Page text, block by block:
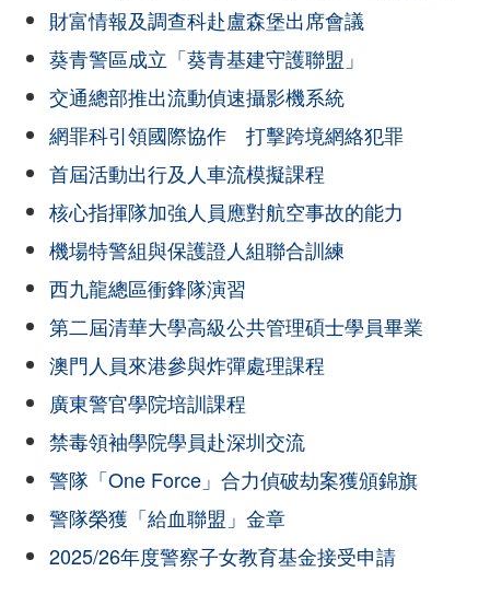
財富情報及調查科赴盧森堡出席會議
葵青警區成立「葵青基建守護聯盟」
交通總部推出流動偵速攝影機系統
網罪科引領國際協作 打擊跨境網絡犯罪
首屆活動出行及人車流模擬課程
核心指揮隊加強人員應對航空事故的能力
機場特警組與保護證人組聯合訓練
西九龍總區衝鋒隊演習
第二屆清華大學高級公共管理碩士學員畢業
澳門人員來港參與炸彈處理課程
廣東警官學院培訓課程
禁毒領袖學院學員赴深圳交流
警隊「One Force」合力偵破劫案獲頒錦旗
警隊榮獲「給血聯盟」金章
2025/26年度警察子女教育基金接受申請